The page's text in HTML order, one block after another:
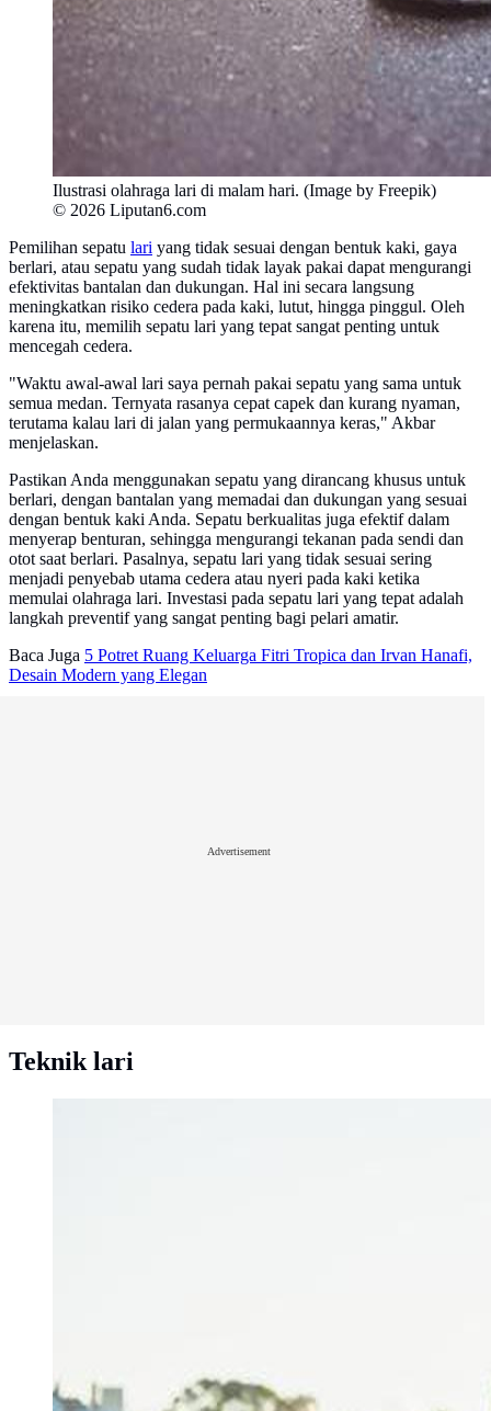
Ilustrasi olahraga lari di malam hari. (Image by Freepik)
© 2026 Liputan6.com
Pemilihan sepatu lari yang tidak sesuai dengan bentuk kaki, gaya
berlari, atau sepatu yang sudah tidak layak pakai dapat mengurangi
efektivitas bantalan dan dukungan. Hal ini secara langsung
meningkatkan risiko cedera pada kaki, lutut, hingga pinggul. Oleh
karena itu, memilih sepatu lari yang tepat sangat penting untuk
mencegah cedera.
"Waktu awal-awal lari saya pernah pakai sepatu yang sama untuk
semua medan. Ternyata rasanya cepat capek dan kurang nyaman,
terutama kalau lari di jalan yang permukaannya keras," Akbar
menjelaskan.
Pastikan Anda menggunakan sepatu yang dirancang khusus untuk
berlari, dengan bantalan yang memadai dan dukungan yang sesuai
dengan bentuk kaki Anda. Sepatu berkualitas juga efektif dalam
menyerap benturan, sehingga mengurangi tekanan pada sendi dan
otot saat berlari. Pasalnya, sepatu lari yang tidak sesuai sering
menjadi penyebab utama cedera atau nyeri pada kaki ketika
memulai olahraga lari. Investasi pada sepatu lari yang tepat adalah
langkah preventif yang sangat penting bagi pelari amatir.
Baca Juga 5 Potret Ruang Keluarga Fitri Tropica dan Irvan Hanafi,
Desain Modern yang Elegan
Advertisement
Teknik lari